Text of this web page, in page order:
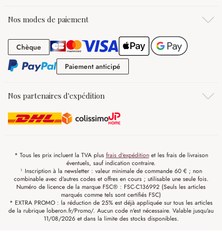
Nos modes de paiement
Chèque Chèque
Paiement anticipé
Nos partenaires d'expédition
* Tous les prix incluent la TVA plus frais d'expéditionet les frais de livraison
éventuels, sauf indication contraire.
¹ Inscription à la newsletter : valeur minimale de commande 60 € ; non
combinable avec d'autres codes et offres en cours ; utilisable une seule fois.
Numéro de licence de la marque FSC® : FSC-C136992 (Seuls les articles
marqués comme tels sont certifiés FSC)
* EXTRA PROMO : la réduction de 25% est déjà appliquée sur tous les articles
de la rubrique loberon.fr/Promo/. Aucun code n'est nécessaire. Valable jusqu'au
11/08/2026 et dans la limite des stocks disponibles.